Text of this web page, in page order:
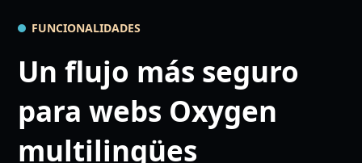
FUNCIONALIDADES
Un flujo más seguro
para webs Oxygen
multilingües